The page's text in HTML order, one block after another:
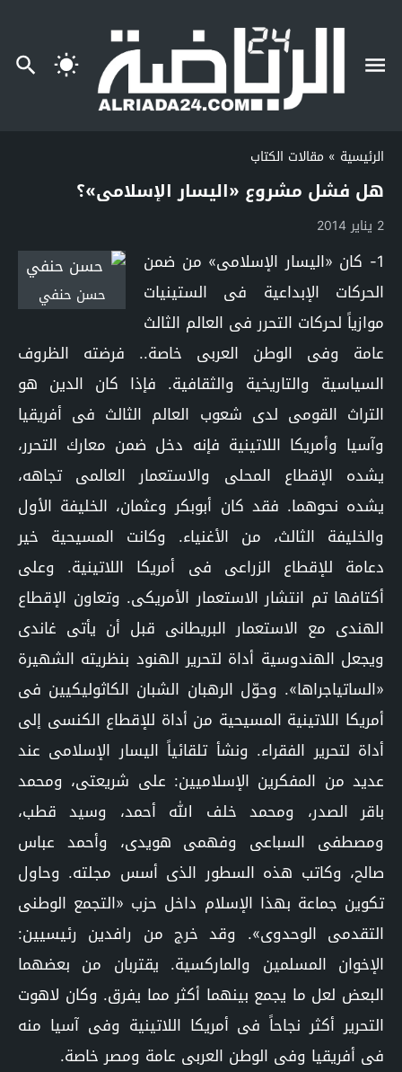
الرئيسية » مقالات الكتاب
هل فشل مشروع «اليسار الإسلامى»؟
2 يناير 2014
حسن حنفي
1- كان «اليسار الإسلامى» من ضمن
الحركات الإبداعية فى الستينيات
موازياً لحركات التحرر فى العالم الثالث
عامة وفى الوطن العربى خاصة.. فرضته الظروف
السياسية والتاريخية والثقافية. فإذا كان الدين هو
التراث القومى لدى شعوب العالم الثالث فى أفريقيا
وآسيا وأمريكا اللاتينية فإنه دخل ضمن معارك التحرر،
يشده الإقطاع المحلى والاستعمار العالمى تجاهه،
يشده نحوهما. فقد كان أبوبكر وعثمان، الخليفة الأول
والخليفة الثالث، من الأغنياء. وكانت المسيحية خير
دعامة للإقطاع الزراعى فى أمريكا اللاتينية. وعلى
أكتافها تم انتشار الاستعمار الأمريكى. وتعاون الإقطاع
الهندى مع الاستعمار البريطانى قبل أن يأتى غاندى
ويجعل الهندوسية أداة لتحرير الهنود بنظريته الشهيرة
«الساتياجراها». وحوّل الرهبان الشبان الكاثوليكيين فى
أمريكا اللاتينية المسيحية من أداة للإقطاع الكنسى إلى
أداة لتحرير الفقراء. ونشأ تلقائياً اليسار الإسلامى عند
عديد من المفكرين الإسلاميين: على شريعتى، ومحمد
باقر الصدر، ومحمد خلف الله أحمد، وسيد قطب،
ومصطفى السباعى وفهمى هويدى، وأحمد عباس
صالح، وكاتب هذه السطور الذى أسس مجلته. وحاول
تكوين جماعة بهذا الإسلام داخل حزب «التجمع الوطنى
التقدمى الوحدوى». وقد خرج من رافدين رئيسيين:
الإخوان المسلمين والماركسية. يقتربان من بعضهما
البعض لعل ما يجمع بينهما أكثر مما يفرق. وكان لاهوت
التحرير أكثر نجاحاً فى أمريكا اللاتينية وفى آسيا منه
فى أفريقيا وفى الوطن العربى عامة ومصر خاصة.